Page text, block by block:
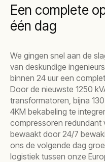
Een complete
één dag
We gingen snel aan de
van deskundige
binnen 24 uur een
Door de nieuwste 1250
transformatoren, bijna
4KM bekabeling te
compressoren redundant
bewaakt door 24/7
ons de volgende dag
logistiek tussen onze